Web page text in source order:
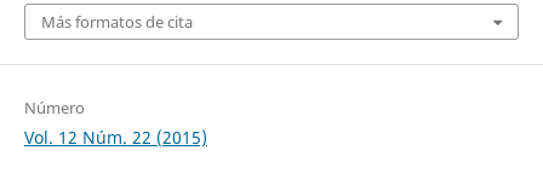
Más formatos de cita
Número
Vol. 12 Núm. 22 (2015)